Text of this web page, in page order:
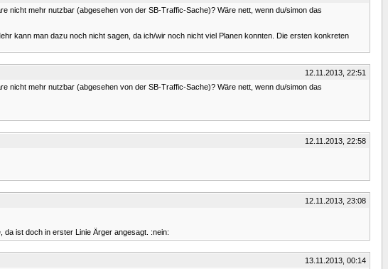
nicht mehr nutzbar (abgesehen von der SB-Traffic-Sache)? Wäre nett, wenn du/simon das
kann man dazu noch nicht sagen, da ich/wir noch nicht viel Planen konnten. Die ersten konkreten
12.11.2013, 22:51
nicht mehr nutzbar (abgesehen von der SB-Traffic-Sache)? Wäre nett, wenn du/simon das
12.11.2013, 22:58
12.11.2013, 23:08
da ist doch in erster Linie Ärger angesagt. :nein:
13.11.2013, 00:14